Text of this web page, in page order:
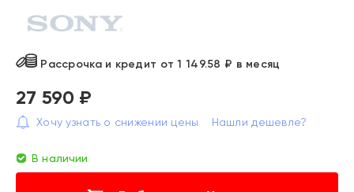
Рассрочка и кредит от 1 149.58 ₽ в месяц
27 590 ₽
Хочу узнать о снижении цены Нашли дешевле?
В наличии